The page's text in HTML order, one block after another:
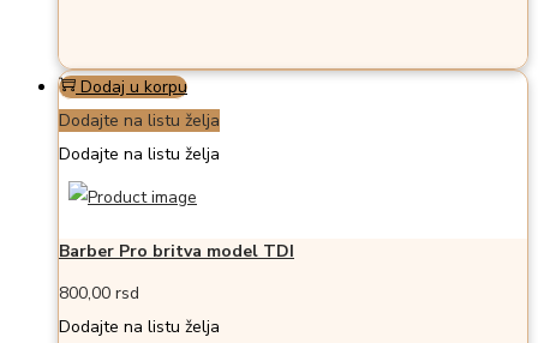
Dodaj u korpu
Dodajte na listu želja
Dodajte na listu želja
Barber Pro britva model TDI
800,00 rsd
Dodajte na listu želja